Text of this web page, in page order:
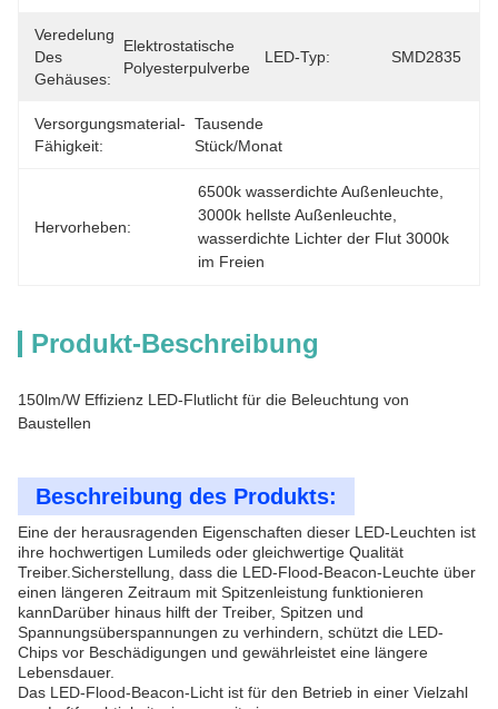
Veredelung
Des
Gehäuses:
Elektrostatische
Polyesterpulverbeschichtung
LED-Typ: SMD2835
Versorgungsmaterial-
Fähigkeit:
Tausende
Stück/Monat
Hervorheben:
6500k wasserdichte Außenleuchte
3000k hellste Außenleuchte
wasserdichte Lichter der Flut 3000k
im Freien
Produkt-Beschreibung
150lm/W Effizienz LED-Flutlicht für die Beleuchtung von
Baustellen
Beschreibung des Produkts:
Eine der herausragenden Eigenschaften dieser LED-Leuchten ist
ihre hochwertigen Lumileds oder gleichwertige Qualität
Treiber.Sicherstellung, dass die LED-Flood-Beacon-Leuchte über
einen längeren Zeitraum mit Spitzenleistung funktionieren
kannDarüber hinaus hilft der Treiber, Spitzen und
Spannungsüberspannungen zu verhindern, schützt die LED-
Chips vor Beschädigungen und gewährleistet eine längere
Lebensdauer.
Das LED-Flood-Beacon-Licht ist für den Betrieb in einer Vielzahl